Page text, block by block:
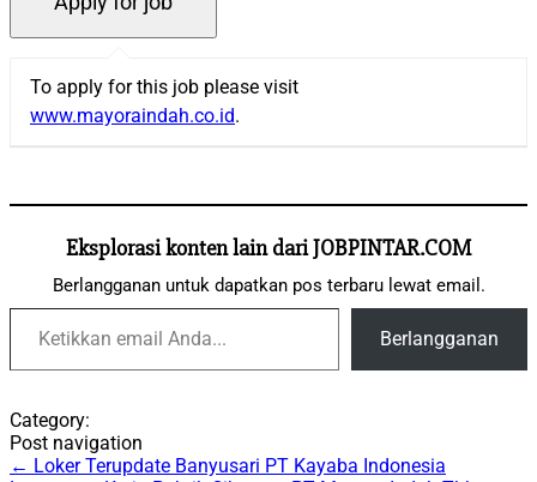
To apply for this job please visit
www.mayoraindah.co.id.
Eksplorasi konten lain dari JOBPINTAR.COM
Berlangganan untuk dapatkan pos terbaru lewat email.
Ketikkan email Anda...
Berlangganan
Category:
Post navigation
← Loker Terupdate Banyusari PT Kayaba Indonesia